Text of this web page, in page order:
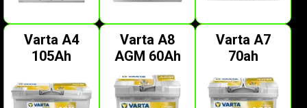
Varta A4
105Ah
Varta A8
AGM 60Ah
Varta A7
70ah